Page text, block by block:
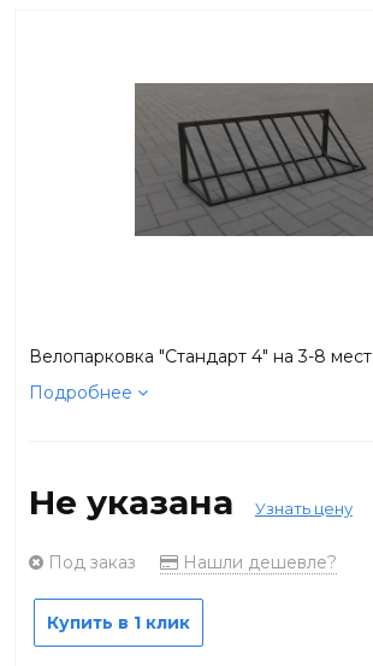
Велопарковка "Стандарт 4" на 3-8 мест
Подробнее
Не указана Узнать цену
Под заказ Нашли дешевле?
Купить в 1 клик